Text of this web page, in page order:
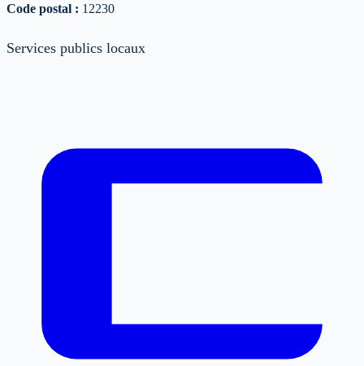
Code postal : 12230
Services publics locaux